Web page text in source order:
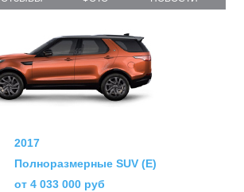
2017
Полноразмерные SUV (E)
от 4 033 000 руб